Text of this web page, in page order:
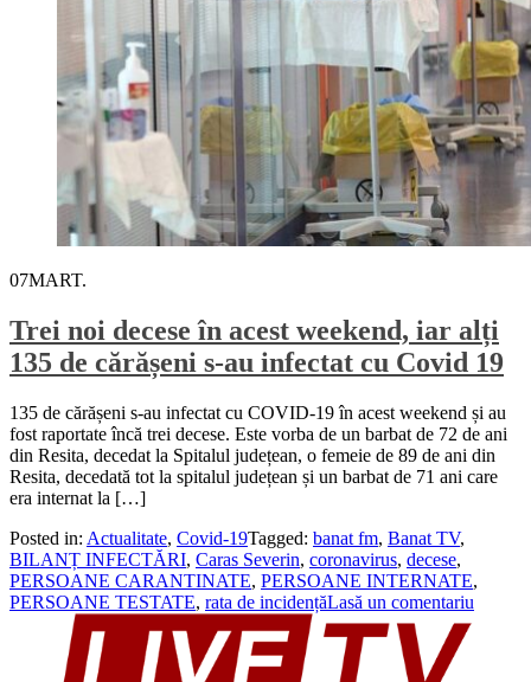
07MART.
Trei noi decese în acest weekend, iar alți
135 de cărășeni s-au infectat cu Covid 19
135 de cărășeni s-au infectat cu COVID-19 în acest weekend și au
fost raportate încă trei decese. Este vorba de un barbat de 72 de ani
din Resita, decedat la Spitalul județean, o femeie de 89 de ani din
Resita, decedată tot la spitalul județean și un barbat de 71 ani care
era internat la […]
Posted in: Actualitate, Covid-19Tagged: banat fm, Banat TV,
BILANȚ INFECTĂRI, Caras Severin, coronavirus, decese,
PERSOANE CARANTINATE, PERSOANE INTERNATE,
PERSOANE TESTATE, rata de incidențăLasă un comentariu